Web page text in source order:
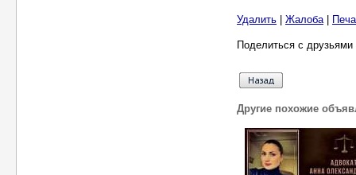
Удалить Жалоба|
Поделиться с
Другие похожие